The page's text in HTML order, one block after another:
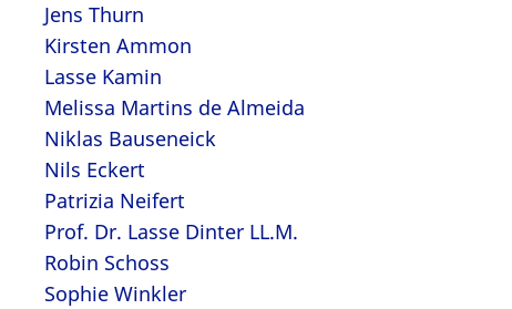
Jens Thurn
Kirsten Ammon
Lasse Kamin
Melissa Martins de Almeida
Niklas Bauseneick
Nils Eckert
Patrizia Neifert
Prof. Dr. Lasse Dinter LL.M.
Robin Schoss
Sophie Winkler